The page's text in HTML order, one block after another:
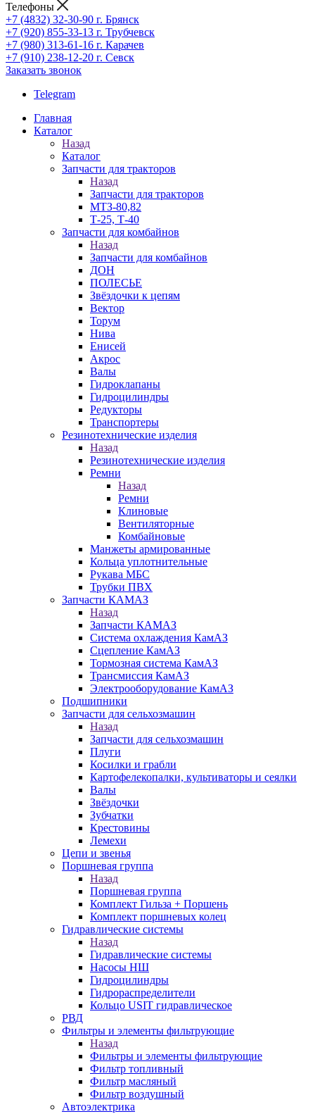
Телефоны
+7 (4832) 32-30-90 г. Брянск
+7 (920) 855-33-13 г. Трубчевск
+7 (980) 313-61-16 г. Карачев
+7 (910) 238-12-20 г. Севск
Заказать звонок
Telegram
Главная
Каталог
Назад
Каталог
Запчасти для тракторов
Назад
Запчасти для тракторов
МТЗ-80,82
Т-25, Т-40
Запчасти для комбайнов
Назад
Запчасти для комбайнов
ДОН
ПОЛЕСЬЕ
Звёздочки к цепям
Вектор
Торум
Нива
Енисей
Акрос
Валы
Гидроклапаны
Гидроцилиндры
Редукторы
Транспортеры
Резинотехнические изделия
Назад
Резинотехнические изделия
Ремни
Назад
Ремни
Клиновые
Вентиляторные
Комбайновые
Манжеты армированные
Кольца уплотнительные
Рукава МБС
Трубки ПВХ
Запчасти КАМАЗ
Назад
Запчасти КАМАЗ
Система охлаждения КамАЗ
Сцепление КамАЗ
Тормозная система КамАЗ
Трансмиссия КамАЗ
Электрооборудование КамАЗ
Подшипники
Запчасти для сельхозмашин
Назад
Запчасти для сельхозмашин
Плуги
Косилки и грабли
Картофелекопалки, культиваторы и сеялки
Валы
Звёздочки
Зубчатки
Крестовины
Лемехи
Цепи и звенья
Поршневая группа
Назад
Поршневая группа
Комплект Гильза + Поршень
Комплект поршневых колец
Гидравлические системы
Назад
Гидравлические системы
Насосы НШ
Гидроцилиндры
Гидрораспределители
Кольцо USIT гидравлическое
РВД
Фильтры и элементы фильтрующие
Назад
Фильтры и элементы фильтрующие
Фильтр топливный
Фильтр масляный
Фильтр воздушный
Автоэлектрика